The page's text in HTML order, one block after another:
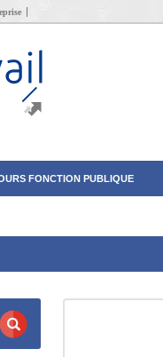
FONCTION PUBLIQUE